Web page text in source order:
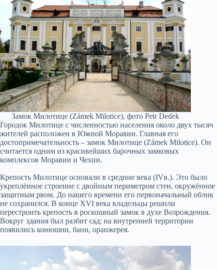
Замок Милотице (Zámek Milotice), фото Petr Dedek
Городок Милотице с численностью населения около двух тысяч
жителей расположен в Южной Моравии. Главная его
достопримечательность – замок Милотице (Zámek Milotice). Он
считается одним из красивейших барочных замковых
комплексов Моравии и Чехии.
Крепость Милотице основали в средние века (IVв.). Это было
укреплённое строение с двойным периметром стен, окружённое
защитным рвом. До нашего времени его первоначальный облик
не сохранился. В конце XVI века владельцы решили
перестроить крепость в роскошный замок в духе Возрождения.
Вокруг здания был разбит сад; на внутренней территории
появились конюшни, бани, оранжерея.